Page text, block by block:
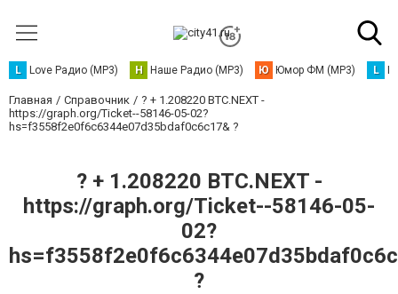
L Love Радио (MP3) Н Наше Радио (MP3) Ю Юмор ФМ (MP3) L
Главная Справочник
? + 1.208220 BTC.NEXT -
https://graph.org/Ticket--58146-05-02?
hs=f3558f2e0f6c6344e07d35bdaf0c6c17& ?
? + 1.208220 BTC.NEXT -
https://graph.org/Ticket--58146-05-
02?
?